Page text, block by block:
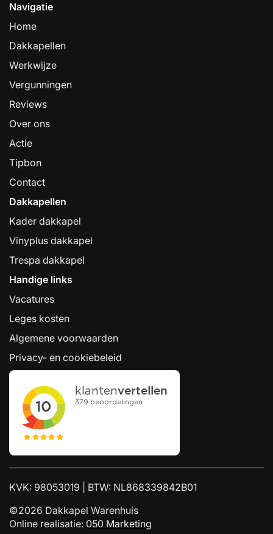
Navigatie
Home
Dakkapellen
Werkwijze
Vergunningen
Reviews
Over ons
Actie
Tipbon
Contact
Dakkapellen
Kader dakkapel
Vinyplus dakkapel
Trespa dakkapel
Handige links
Vacatures
Leges kosten
Algemene voorwaarden
Privacy- en cookiebeleid
©2026 Dakkapel Warenhuis
Online realisatie: 050 Marketing
KVK: 98053019 | BTW: NL868339842B01